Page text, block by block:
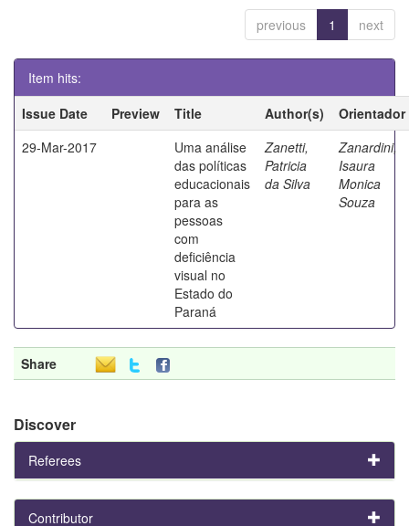
previous 1 next
Item hits:
Issue Date
Preview Title Author(s)
Orientador
29-Mar-2017
Uma análise
das políticas
educacionais
para as
pessoas
com
deficiência
visual no
Estado do
Paraná
Zanetti,
Patricia
da Silva
Zanardini,
Isaura
Monica
Souza
Share
Discover
Referees
Contributor